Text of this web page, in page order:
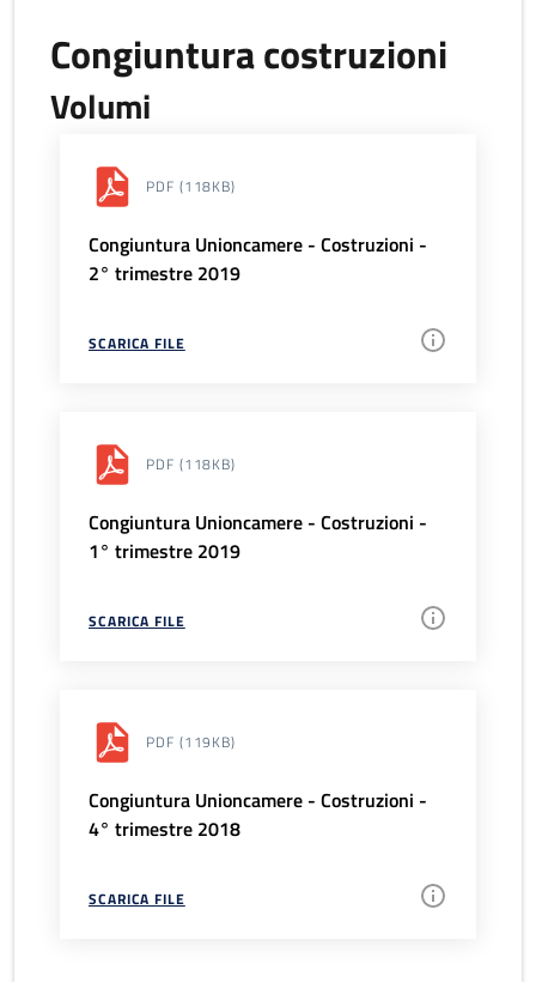
Congiuntura costruzioni
Volumi
PDF (118KB)
Congiuntura Unioncamere - Costruzioni -
2° trimestre 2019
SCARICA FILE
PDF (118KB)
Congiuntura Unioncamere - Costruzioni -
1° trimestre 2019
SCARICA FILE
PDF (119KB)
Congiuntura Unioncamere - Costruzioni -
4° trimestre 2018
SCARICA FILE